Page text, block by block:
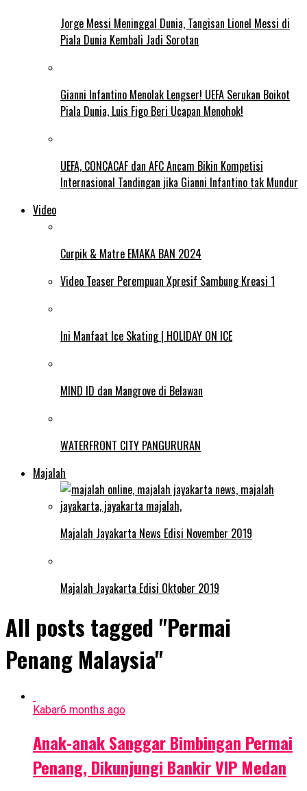
Jorge Messi Meninggal Dunia, Tangisan Lionel Messi di
Piala Dunia Kembali Jadi Sorotan
Gianni Infantino Menolak Lengser! UEFA Serukan Boikot
Piala Dunia, Luis Figo Beri Ucapan Menohok!
UEFA, CONCACAF dan AFC Ancam Bikin Kompetisi
Internasional Tandingan jika Gianni Infantino tak Mundur
Video
Curpik & Matre EMAKA BAN 2024
Video Teaser Perempuan Xpresif Sambung Kreasi 1
Ini Manfaat Ice Skating | HOLIDAY ON ICE
MIND ID dan Mangrove di Belawan
WATERFRONT CITY PANGURURAN
Majalah
Majalah Jayakarta News Edisi November 2019
Majalah Jayakarta Edisi Oktober 2019
All posts tagged "Permai
Penang Malaysia"
Kabar6 months ago
Anak-anak Sanggar Bimbingan Permai
Penang, Dikunjungi Bankir VIP Medan